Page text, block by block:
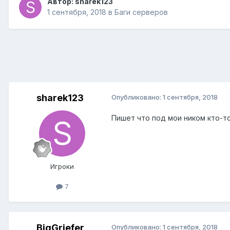
1 сентября, 2018 в Баги серверов
sharek123
Игроки
7
Опубликовано: 1 сентября, 2018
Пишет что под мои ником кто-
Опубликовано: 1 сентября, 2018